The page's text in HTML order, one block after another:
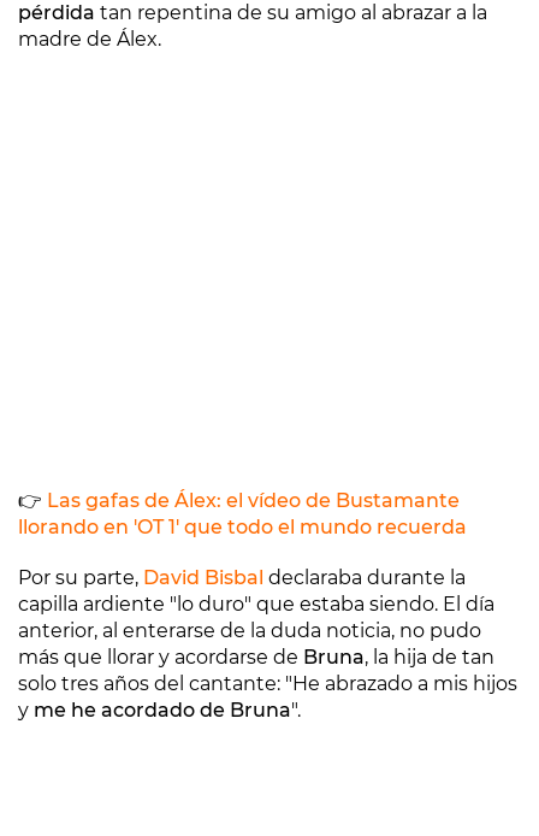
pérdida tan repentina de su amigo al abrazar a la
madre de Álex.
👉 Las gafas de Álex: el vídeo de Bustamante
llorando en 'OT 1' que todo el mundo recuerda
Por su parte, David Bisbal declaraba durante la
capilla ardiente "lo duro" que estaba siendo. El día
anterior, al enterarse de la duda noticia, no pudo
más que llorar y acordarse de Bruna, la hija de tan
solo tres años del cantante: "He abrazado a mis hijos
y me he acordado de Bruna".